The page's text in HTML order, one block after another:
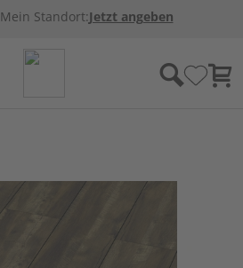
Mein Standort:Jetzt angeben